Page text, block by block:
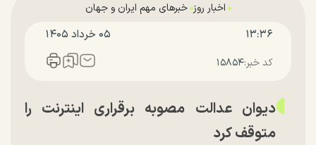
اخبار روز خبرهای مهم ایران و جهان
۱۳:۳۶ ۰۵ خرداد ۱۴۰۵
کد خبر:۱۵۸۵۴
دیوان عدالت مصوبه برقراری اینترنت را
متوقف کرد